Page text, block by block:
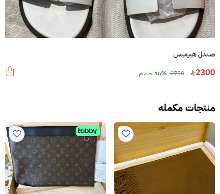
صندل هيرميس
2300
2750 16% خصم
منتجات مكمله